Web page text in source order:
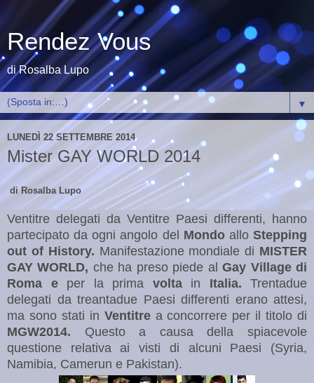
Rendez Vous
di Rosalba Lupo
▼
LUNEDÌ 22 SETTEMBRE 2014
Mister GAY WORLD 2014
di Rosalba Lupo
Ventitre delegati da Ventitre Paesi differenti, hanno
partecipato da ogni angolo del MondoalloStepping
out of History. Manifestazione mondiale di MISTER
GAY WORLD, che ha preso piede al Gay Village di
Roma e
per la prima voltain Italia. Trentadue
delegati da treantadue Paesi differenti erano attesi,
ma sono stati in Ventitrea concorrere per il titolo di
MGW2014. Questo a causa della spiacevole
questione relativa ai visti di alcuni Paesi (Syria,
Namibia, Camerun e Pakistan).